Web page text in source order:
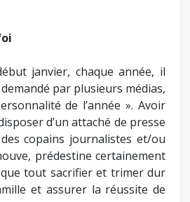
janvier, chaque année, il
par plusieurs médias,
de l’année ». Avoir
d’un attaché de presse
copains journalistes et/ou
prédestine certainement
que tout sacrifier et trimer dur
et assurer la réussite de